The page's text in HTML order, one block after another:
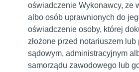
oświadczenie Wykonawcy, ze
albo osób uprawnionych do
oświadczenie osoby, której
złożone przed notariuszem
sądowym, administracyjnym
samorządu zawodowego lub